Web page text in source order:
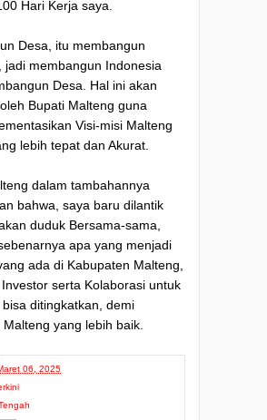
Hari Kerja saya.
Desa, itu membangun
jadi membangun Indonesia
Desa. Hal ini akan
Bupati Malteng guna
Visi-misi Malteng
lebih tepat dan Akurat.
dalam tambahannya
bahwa, saya baru dilantik
duduk Bersama-sama,
apa yang menjadi
ada di Kabupaten Malteng,
serta Kolaborasi untuk
ditingkatkan, demi
yang lebih baik.
06, 2025